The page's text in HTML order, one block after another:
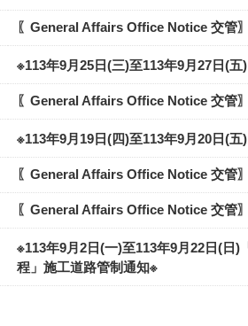
〖General Affairs Office Notice 交管
※113年9月25日(三)至113年9月27日(
〖General Affairs Office Notice 交管
※113年9月19日(四)至113年9月20日(
〖General Affairs Office Notice 交管
〖General Affairs Office Notice 交管
※113年9月2日(一)至113年9月22日(日
程」施工道路管制通知※